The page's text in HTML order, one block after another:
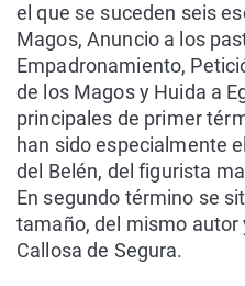
el que se suceden seis
Magos, Anuncio a los
Empadronamiento,
de los Magos y Huida a
principales de primer
han sido especialmente
del Belén, del figurista
En segundo término se
tamaño, del mismo autor
Callosa de Segura.